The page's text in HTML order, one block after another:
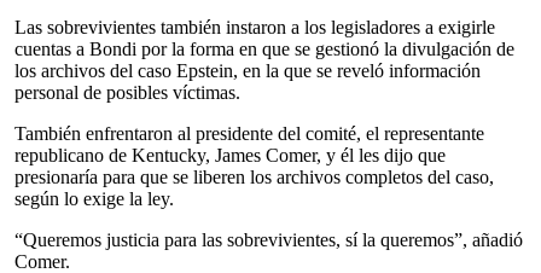
Las sobrevivientes también instaron a los legisladores a exigirle
cuentas a Bondi por la forma en que se gestionó la divulgación de
los archivos del caso Epstein, en la que se reveló información
personal de posibles víctimas.
También enfrentaron al presidente del comité, el representante
republicano de Kentucky, James Comer, y él les dijo que
presionaría para que se liberen los archivos completos del caso,
según lo exige la ley.
“Queremos justicia para las sobrevivientes, sí la queremos”, añadió
Comer.